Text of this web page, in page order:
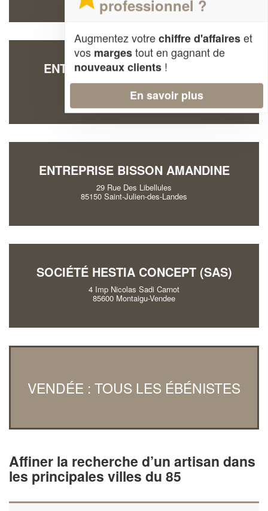
ENTREPRISE FABLAZ85 (SARL)
10 Rue Des Ondines
85150 Sainte-Flaive-des-Loups
ENTREPRISE BISSON AMANDINE
29 Rue Des Libellules
85150 Saint-Julien-des-Landes
SOCIÉTÉ HESTIA CONCEPT (SAS)
4 Imp Nicolas Sadi Carnot
85600 Montaigu-Vendee
VENDÉE : TOUS LES ÉBÉNISTES
Affiner la recherche d’un artisan dans
les principales villes du 85
professionnel ?
Augmentez votrechiffre d'affaireset
vos margestout en gagnant de
nouveaux clients !
En savoir plus